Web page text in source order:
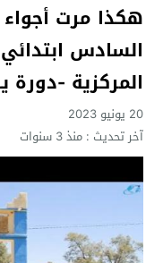
هكذا مرت أجواء
السادس
المركزية -دورة
20 يونيو 2023
آخر تحديث :منذ 3 سنوات